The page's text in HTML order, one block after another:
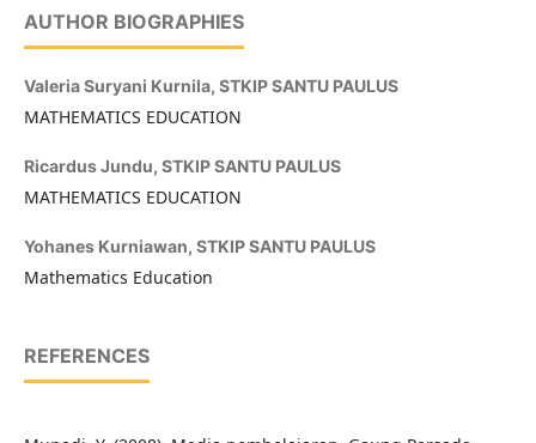
AUTHOR BIOGRAPHIES
Valeria Suryani Kurnila, STKIP SANTU PAULUS
MATHEMATICS EDUCATION
Ricardus Jundu, STKIP SANTU PAULUS
MATHEMATICS EDUCATION
Yohanes Kurniawan, STKIP SANTU PAULUS
Mathematics Education
REFERENCES